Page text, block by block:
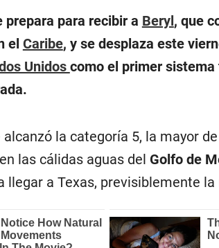
prepara para recibir a Beryl, que
el Caribe, y se desplaza este
Unidos como el primer
alcanzó la categoría 5, la mayor
las cálidas aguas del Golfo de
llegar a Texas, previsiblemente